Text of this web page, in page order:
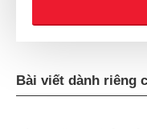
Bài viết dành riêng